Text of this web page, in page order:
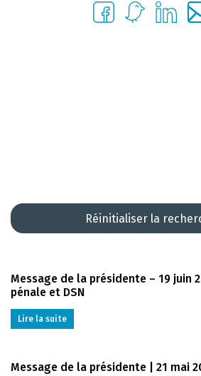
Réinitialiser la
Message de la présidente – 19 juin
pénale et DSN
Lire la suite
Message de la présidente | 21 mai